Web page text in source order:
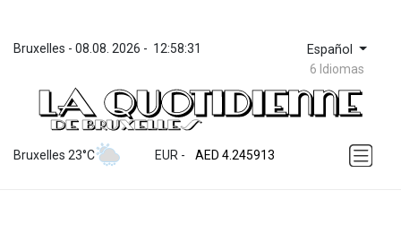
Bruxelles - 08.08. 2026 - 12:58:31 Español
6 Idiomas
Bruxelles 23°C EUR -
ZWL 372.275202
AED 4.245913
AFN 76.887634